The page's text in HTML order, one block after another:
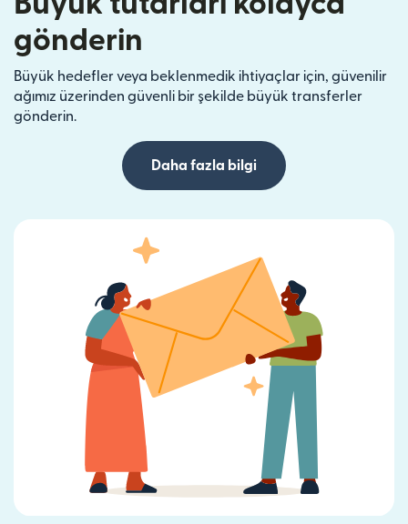
gönderin
Büyük hedefler veya beklenmedik ihtiyaçlar için, güvenilir
ağımız üzerinden güvenli bir şekilde büyük transferler
gönderin.
Daha fazla bilgi